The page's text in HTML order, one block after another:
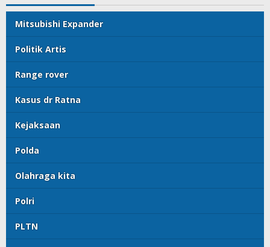
Mitsubishi Expander
Politik Artis
Range rover
Kasus dr Ratna
Kejaksaan
Polda
Olahraga kita
Polri
PLTN